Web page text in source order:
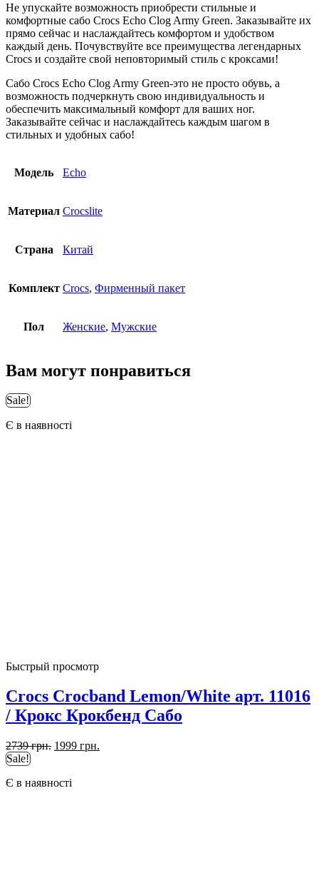
Не упускайте возможность приобрести стильные и
комфортные сабо Crocs Echo Clog Army Green. Заказывайте их
прямо сейчас и наслаждайтесь комфортом и удобством
каждый день. Почувствуйте все преимущества легендарных
Crocs и создайте свой неповторимый стиль с кроксами!
Сабо Crocs Echo Clog Army Green-это не просто обувь, а
возможность подчеркнуть свою индивидуальность и
обеспечить максимальный комфорт для ваших ног.
Заказывайте сейчас и наслаждайтесь каждым шагом в
стильных и удобных сабо!
Модель Echo
Материал Crocslite
Страна Китай
Комплект Crocs, Фирменный пакет
Пол Женские, Мужские
Вам могут понравиться
Sale!
Є в наявності
Быстрый просмотр
Crocs Crocband Lemon/White арт. 11016
/ Крокс Крокбенд Сабо
2739грн. Первоначальная
2739 грн..
1999 грн.
Sale!
Є в наявності